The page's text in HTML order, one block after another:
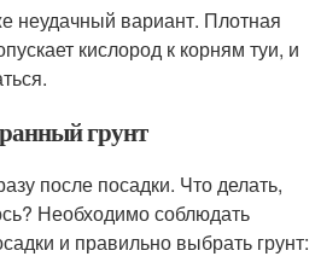
неудачный вариант. Плотная
кислород к корням туи, и
грунт
после посадки. Что делать,
Необходимо соблюдать
и правильно выбрать грунт: